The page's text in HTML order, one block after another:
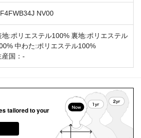
NV00
地:ポリエステル100% 裏地:ポリエステル
中わた:ポリエステル100%
産国：-
tailored to your